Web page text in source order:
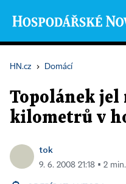
HN.cz › Domácí
Topolánek
kilometrů v
tok
9. 6. 2008 21:18 ▪ 2